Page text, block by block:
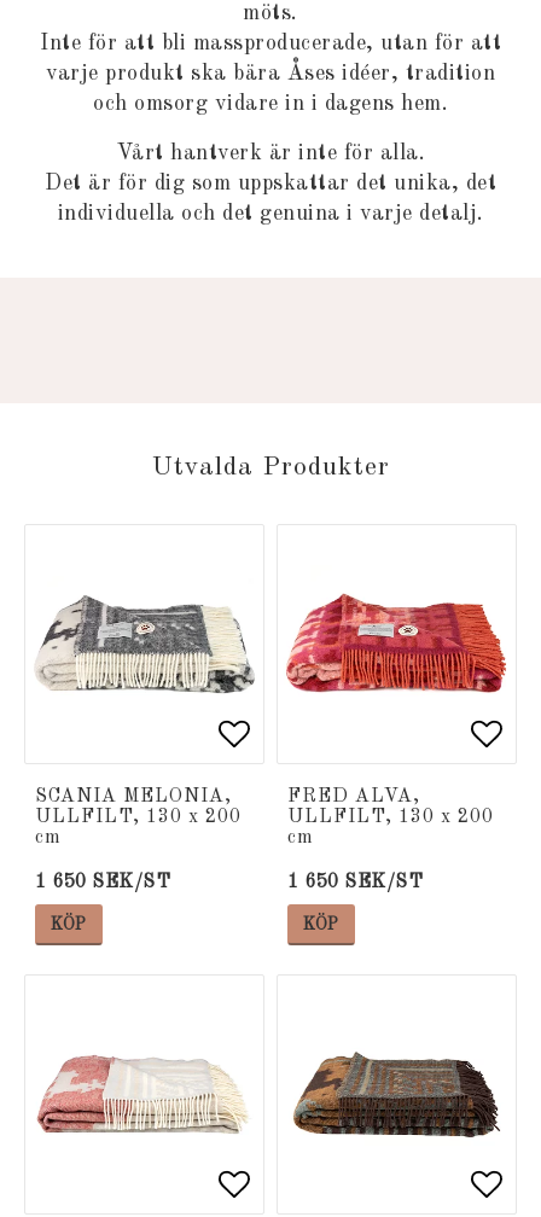
möts.
Inte för att bli massproducerade, utan för att
varje produkt ska bära Åses idéer, tradition
och omsorg vidare in i dagens hem.
Vårt hantverk är inte för alla.
Det är för dig som uppskattar det unika, det
individuella och det genuina i varje detalj.
Utvalda Produkter
Lägg till i
Lägg till i
SCANIA MELONIA,
ULLFILT, 130 x 200
cm
1 650 SEK/ST
KÖP
FRED ALVA,
ULLFILT, 130 x 200
cm
1 650 SEK/ST
KÖP